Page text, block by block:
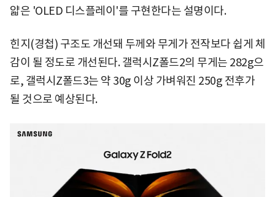
얇은 'OLED 디스플레이'를 구현한다는 설명이다.
힌지(경첩) 구조도 개선돼 두께와 무게가 전작보다 쉽게 체
감이 될 정도로 개선된다. 갤럭시Z폴드2의 무게는 282g으
로, 갤럭시Z폴드3는 약 30g 이상 가벼워진 250g 전후가
될 것으로 예상된다.